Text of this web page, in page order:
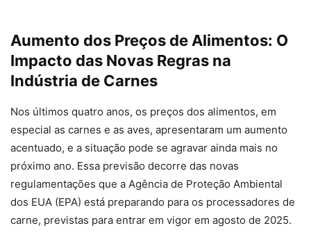
Aumento dos Preços de Alimentos: O
Impacto das Novas Regras na
Indústria de Carnes
Nos últimos quatro anos, os preços dos alimentos, em
especial as carnes e as aves, apresentaram um aumento
acentuado, e a situação pode se agravar ainda mais no
próximo ano. Essa previsão decorre das novas
regulamentações que a Agência de Proteção Ambiental
dos EUA (EPA) está preparando para os processadores de
carne, previstas para entrar em vigor em agosto de 2025.